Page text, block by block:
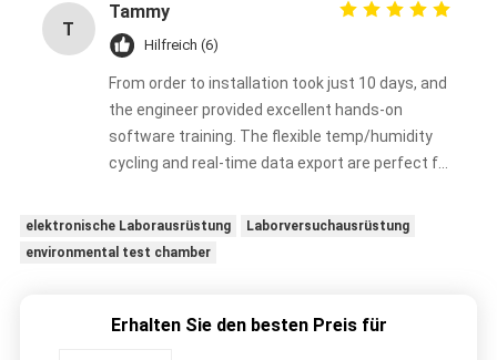
T
Tammy
Hilfreich (6)
From order to installation took just 10 days, and
the engineer provided excellent hands-on
software training. The flexible temp/humidity
cycling and real-time data export are perfect for
downside is slight operational noise (~65dB),
but overall, it offers great value and stability for
elektronische Laborausrüstung
Laborversuchausrüstung
environmental test chamber
Erhalten Sie den besten Preis für